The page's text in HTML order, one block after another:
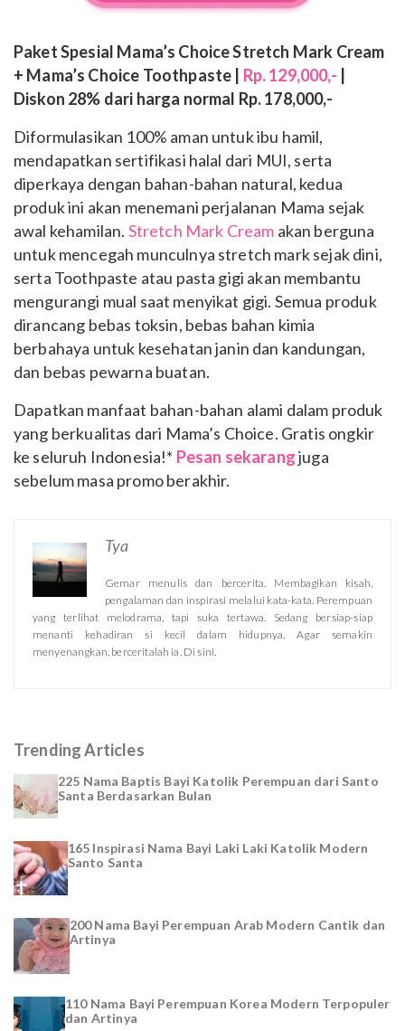
Paket Spesial Mama’s Choice Stretch Mark Cream
+ Mama’s Choice Toothpaste | Rp. 129,000,-
Diskon 28% dari harga normal Rp. 178,000,-
Diformulasikan 100% aman untuk ibu hamil,
mendapatkan sertifikasi halal dari MUI, serta
diperkaya dengan bahan-bahan natural, kedua
produk ini akan menemani perjalanan Mama sejak
awal kehamilan. Stretch Mark Cream akan berguna
untuk mencegah munculnya stretch mark sejak dini,
serta Toothpaste atau pasta gigi akan membantu
mengurangi mual saat menyikat gigi. Semua produk
dirancang bebas toksin, bebas bahan kimia
berbahaya untuk kesehatan janin dan kandungan,
dan bebas pewarna buatan.
Dapatkan manfaat bahan-bahan alami dalam produk
yang berkualitas dari Mama’s Choice. Gratis ongkir
ke seluruh Indonesia!* Pesan sekarangjuga
sebelum masa promo berakhir.
Tya
Gemar menulis dan bercerita. Membagikan kisah,
pengalaman dan inspirasi melalui kata-kata. Perempuan
yang terlihat melodrama, tapi suka tertawa. Sedang bersiap-siap
menanti kehadiran si kecil dalam hidupnya. Agar semakin
menyenangkan, berceritalah ia. Di sini.
Trending Articles
225 Nama Baptis Bayi Katolik Perempuan dari Santo
Santa Berdasarkan Bulan
165 Inspirasi Nama Bayi Laki Laki Katolik Modern
Santo Santa
200 Nama Bayi Perempuan Arab Modern Cantik dan
Artinya
110 Nama Bayi Perempuan Korea Modern Terpopuler
dan Artinya